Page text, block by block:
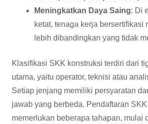
Meningkatkan Daya Saing: Di
ketat, tenaga kerja bersertifikasi
lebih dibandingkan yang tidak
Klasifikasi SKK konstruksi terdiri dari
utama, yaitu operator, teknisi atau
Setiap jenjang memiliki persyaratan
jawab yang berbeda. Pendaftaran
memerlukan beberapa tahapan, mulai